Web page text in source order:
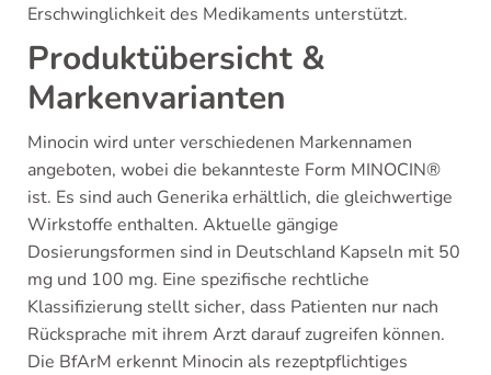
Erschwinglichkeit des Medikaments unterstützt.
Produktübersicht &
Markenvarianten
Minocin wird unter verschiedenen Markennamen
angeboten, wobei die bekannteste Form MINOCIN®
ist. Es sind auch Generika erhältlich, die gleichwertige
Wirkstoffe enthalten. Aktuelle gängige
Dosierungsformen sind in Deutschland Kapseln mit 50
mg und 100 mg. Eine spezifische rechtliche
Klassifizierung stellt sicher, dass Patienten nur nach
Rücksprache mit ihrem Arzt darauf zugreifen können.
Die BfArM erkennt Minocin als rezeptpflichtiges